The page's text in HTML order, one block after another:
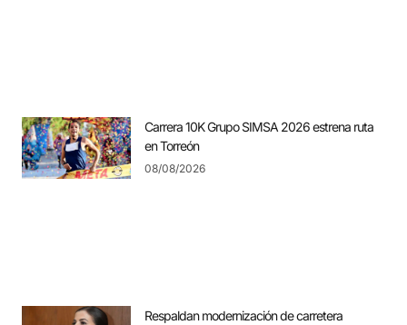
Carrera 10K Grupo SIMSA 2026 estrena ruta
en Torreón
08/08/2026
Respaldan modernización de carretera